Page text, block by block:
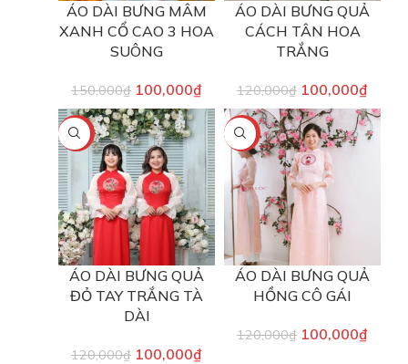
ÁO DÀI BƯNG MÂM
XANH CỔ CAO 3 HOA
SUÔNG
150,000₫ 100,000₫
ÁO DÀI BƯNG QUẢ
CÁCH TÂN HOA
TRẮNG
120,000₫ 100,000₫
-17%
ÁO DÀI BƯNG QUẢ
ĐỎ TAY TRẮNG TÀ
DÀI
120,000₫ 100,000₫
-17%
ÁO DÀI BƯNG QUẢ
HỒNG CÔ GÁI
120,000₫ 100,000₫